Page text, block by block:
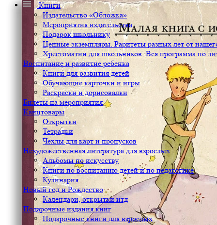
Книги
Издательство «Обложка»
Мероприятия издательства
Подарок школьнику
Ценные экземпляры. Раритеты разных лет от
Хрестоматии для школьников. Вся программа по
Воспитание и развитие ребенка
Книги для развития детей
Обучающие карточки и игры
Раскраски и дорисовалки
Билеты на мероприятия
Канцтовары
Открытки
Тетрадки
Чехлы для карт и пропусков
Нехудожественная литература для взрослых
Альбомы по искусству
Книги по воспитанию детей и по педагогике
Кулинария
Новый год и Рождество
Календари, открытки итд
Подарочные издания книг
Подарочные книги для взрослых